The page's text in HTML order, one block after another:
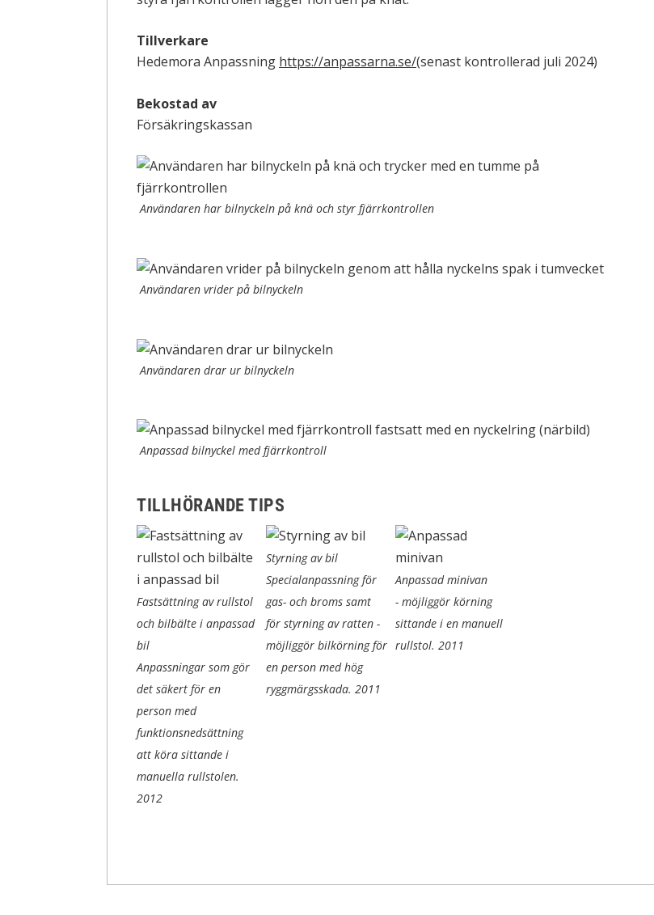
Tillverkare
Hedemora Anpassning https://anpassarna.se/(senast kontrollerad juli 2024)
Bekostad av
Försäkringskassan
Användaren har bilnyckeln på knä och styr fjärrkontrollen
Användaren vrider på bilnyckeln
Användaren drar ur bilnyckeln
Anpassad bilnyckel med fjärrkontroll
TILLHÖRANDE TIPS
Fastsättning av rullstol
och bilbälte i anpassad
bil
Anpassningar som gör
det säkert för en
person med
funktionsnedsättning
att köra sittande i
manuella rullstolen.
2012
Styrning av bil
Specialanpassning för
gas- och broms samt
för styrning av ratten -
möjliggör bilkörning för
en person med hög
ryggmärgsskada. 2011
Anpassad minivan
- möjliggör körning
sittande i en manuell
rullstol. 2011